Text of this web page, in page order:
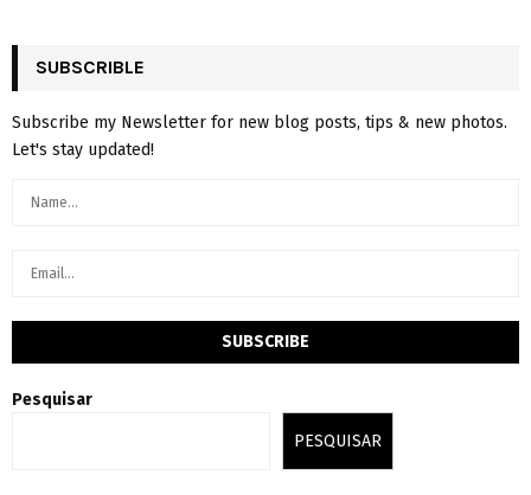
SUBSCRIBLE
Subscribe my Newsletter for new blog posts, tips & new photos.
Let's stay updated!
Pesquisar
PESQUISAR